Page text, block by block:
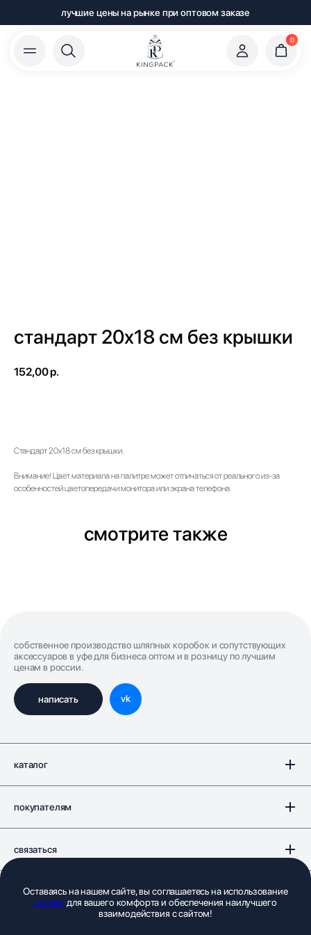
лучшие цены на рынке при оптовом заказе
0
стандарт 20х18 см без крышки
152,00р.
Стандарт 20х18 см без крышки.
Внимание! Цвет материала на палитре может отличаться от реального из-за
особенностей цветопередачи монитора или экрана телефона.
смотрите также
Оставаясь на нашем сайте, вы соглашаетесь на использование
cookies для вашего комфорта и обеспечения наилучшего
взаимодействия с сайтом!
собственное производство шляпных коробок и сопутствующих
аксессуаров в уфе для бизнеса оптом и в розницу по лучшим
ценам в россии.
vk
написать
каталог
покупателям
связаться
документы